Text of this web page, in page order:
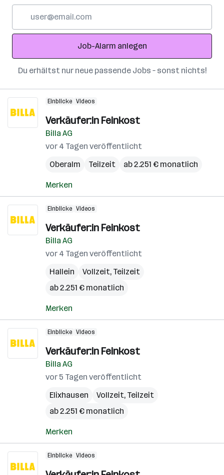
Adresse
Job-Alarm anlegen
Du erhältst nur neue passende Jobs – sonst nichts!
Einblicke Videos
Verkäufer:in Feinkost
Billa AG
vor 4 Tagen veröffentlicht
Oberalm
Teilzeit ab 2.251 € monatlich
Merken
Einblicke Videos
Verkäufer:in Feinkost
Billa AG
vor 4 Tagen veröffentlicht
Hallein
Vollzeit, Teilzeit
ab 2.251 € monatlich
Merken
Einblicke Videos
Verkäufer:in Feinkost
Billa AG
vor 5 Tagen veröffentlicht
Elixhausen
Vollzeit, Teilzeit
ab 2.251 € monatlich
Merken
Einblicke Videos